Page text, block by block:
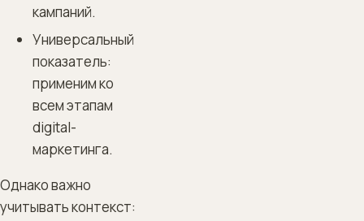
кампаний.
Универсальный
показатель:
применим ко
всем этапам
digital-
маркетинга.
Однако важно
учитывать контекст: